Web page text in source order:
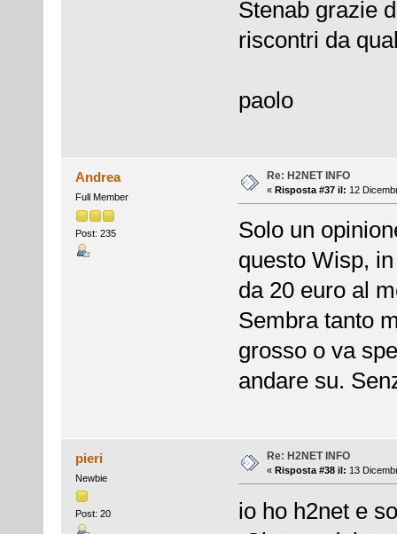
Stenab grazie
riscontri da
paolo
Andrea
Full Member
Post: 235
Re: H2NET INFO
« Risposta #37 il: 12
Solo un
questo Wisp,
da 20 euro al
Sembra tanto
grosso o va
andare su.
pieri
Newbie
Post: 20
Re: H2NET INFO
« Risposta #38 il: 13
io ho h2net e